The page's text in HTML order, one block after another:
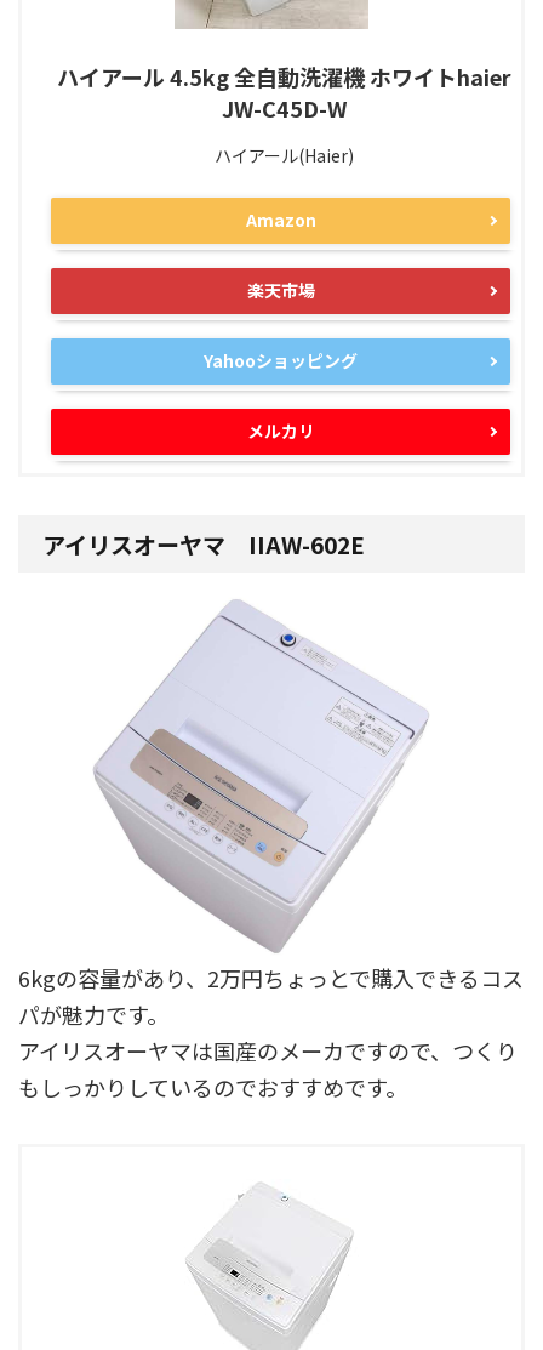
ハイアール 4.5kg 全自動洗濯機 ホワイトhaier
JW-C45D-W
ハイアール(Haier)
Amazon
楽天市場
Yahooショッピング
メルカリ
アイリスオーヤマ IIAW-602E
6kgの容量があり、2万円ちょっとで購入できるコス
パが魅力です。
アイリスオーヤマは国産のメーカですので、つくり
もしっかりしているのでおすすめです。